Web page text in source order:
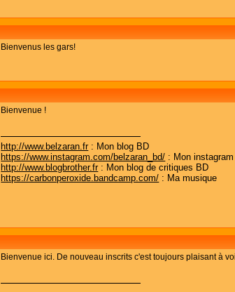
Bienvenus les gars!
Bienvenue !
http://www.belzaran.fr: Mon blog BD
https://www.instagram.com/belzaran_bd/ : Mon instagram
http://www.blogbrother.fr: Mon blog de critiques BD
https://carbonperoxide.bandcamp.com/ : Ma musique
Bienvenue ici. De nouveau inscrits c'est toujours plaisant à